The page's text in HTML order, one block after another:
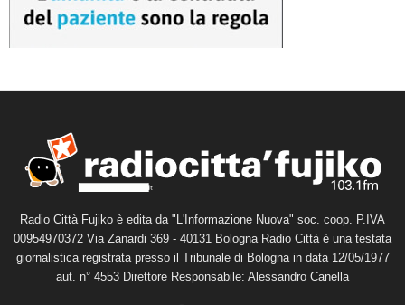
Radio Città Fujiko è edita da "L'Informazione Nuova" soc. coop. P.IVA
00954970372 Via Zanardi 369 - 40131 Bologna Radio Città è una testata
giornalistica registrata presso il Tribunale di Bologna in data 12/05/1977
aut. n° 4553 Direttore Responsabile: Alessandro Canella